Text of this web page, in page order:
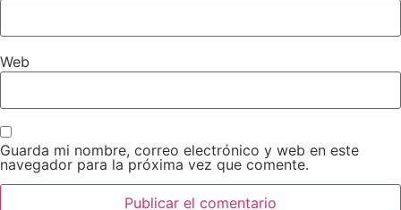
Web
Guarda mi nombre, correo electrónico y web en este
navegador para la próxima vez que comente.